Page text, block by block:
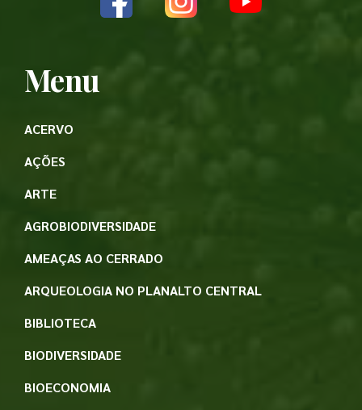
Menu
ACERVO
AÇÕES
ARTE
AGROBIODIVERSIDADE
AMEAÇAS AO CERRADO
ARQUEOLOGIA NO PLANALTO CENTRAL
BIBLIOTECA
BIODIVERSIDADE
BIOECONOMIA